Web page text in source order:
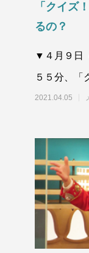
「クイズ
るの？
▼４月９日
５５分、「
ってるの？
2021.04.05